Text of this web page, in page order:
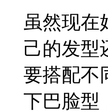
虽然现在
己的发型
要搭配不
下巴脸型